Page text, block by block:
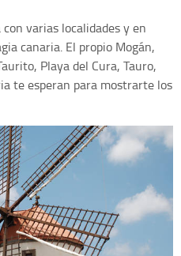
varias localidades y en
canaria. El propio Mogán,
Playa del Cura, Tauro,
te esperan para mostrarte los